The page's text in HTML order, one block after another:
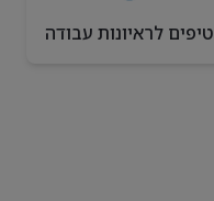
טיפים לראיונות עבודה